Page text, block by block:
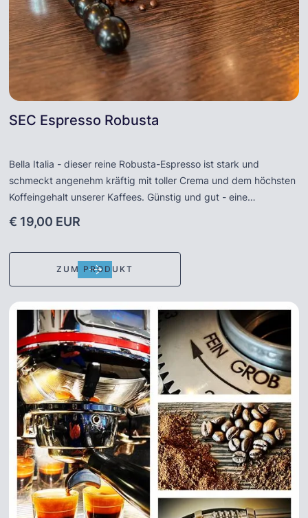
SEC Espresso Robusta
Bella Italia - dieser reine Robusta-Espresso ist stark und
schmeckt angenehm kräftig mit toller Crema und dem höchsten
Koffeingehalt unserer Kaffees. Günstig und gut - eine
Espressi !
€ 19,00 EUR
ZUM PRODUKT